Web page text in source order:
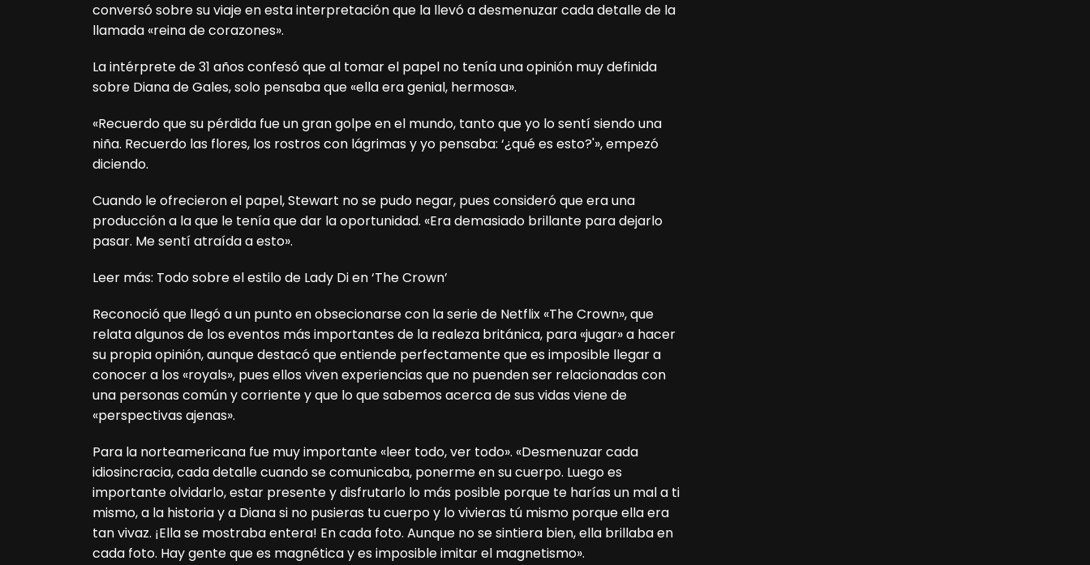
conversó sobre su viaje en esta interpretación que la llevó a desmenuzar cada detalle de la
llamada «reina de corazones».
La intérprete de 31 años confesó que al tomar el papel no tenía una opinión muy definida
sobre Diana de Gales, solo pensaba que «ella era genial, hermosa».
«Recuerdo que su pérdida fue un gran golpe en el mundo, tanto que yo lo sentí siendo una
niña. Recuerdo las flores, los rostros con lágrimas y yo pensaba: ‘¿qué es esto?'», empezó
diciendo.
Cuando le ofrecieron el papel, Stewart no se pudo negar, pues consideró que era una
producción a la que le tenía que dar la oportunidad. «Era demasiado brillante para dejarlo
pasar. Me sentí atraída a esto».
Leer más: Todo sobre el estilo de Lady Di en ‘The Crown’
Reconoció que llegó a un punto en obsecionarse con la serie de Netflix «The Crown», que
relata algunos de los eventos más importantes de la realeza británica, para «jugar» a hacer
su propia opinión, aunque destacó que entiende perfectamente que es imposible llegar a
conocer a los «royals», pues ellos viven experiencias que no puenden ser relacionadas con
una personas común y corriente y que lo que sabemos acerca de sus vidas viene de
«perspectivas ajenas».
Para la norteamericana fue muy importante «leer todo, ver todo». «Desmenuzar cada
idiosincracia, cada detalle cuando se comunicaba, ponerme en su cuerpo. Luego es
importante olvidarlo, estar presente y disfrutarlo lo más posible porque te harías un mal a ti
mismo, a la historia y a Diana si no pusieras tu cuerpo y lo vivieras tú mismo porque ella era
tan vivaz. ¡Ella se mostraba entera! En cada foto. Aunque no se sintiera bien, ella brillaba en
cada foto. Hay gente que es magnética y es imposible imitar el magnetismo».